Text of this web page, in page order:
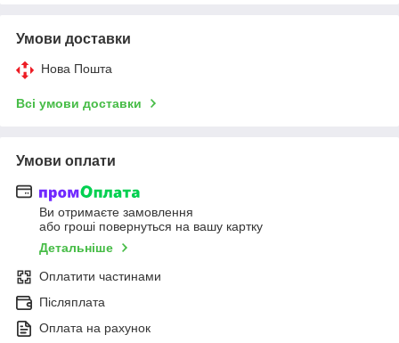
Умови доставки
Нова Пошта
Всі умови доставки
Умови оплати
Ви отримаєте замовлення
або гроші повернуться на вашу картку
Детальніше
Оплатити частинами
Післяплата
Оплата на рахунок